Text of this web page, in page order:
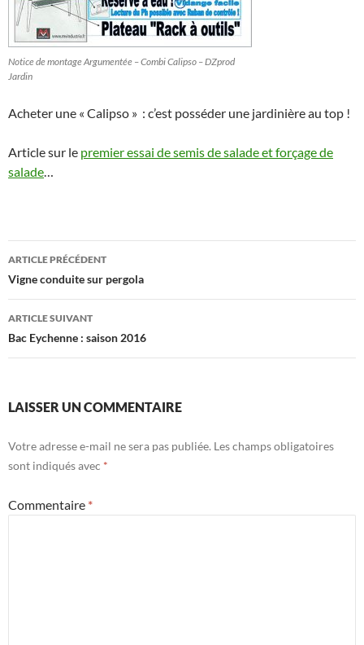
Notice de montage Argumentée – Combi Calipso – DZprod
Jardin
Acheter une « Calipso » : c’est posséder une jardinière au top !
Article sur le premier essai de semis de salade et forçage de
salade…
Navigation
des
articles
ARTICLE PRÉCÉDENT
Vigne conduite sur pergola
ARTICLE SUIVANT
Bac Eychenne : saison 2016
LAISSER UN COMMENTAIRE
Votre adresse e-mail ne sera pas publiée. Les champs obligatoires
sont indiqués avec *
Commentaire *